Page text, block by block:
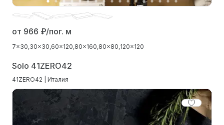
от 966 ₽/пог. м
7x30 30x30 60x120 80x160 80x80 120x120
Solo 41ZERO42
41ZERO42 | Италия